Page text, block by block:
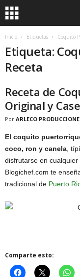
Inicio Etiquetas Coquito
Etiqueta:
Receta
Receta de
Original y
Por ARLECO
El coquito
coco, ron y canela ,
disfrutarse en
Blogichef.com te
tradicional de Puerto
Comparte esto: